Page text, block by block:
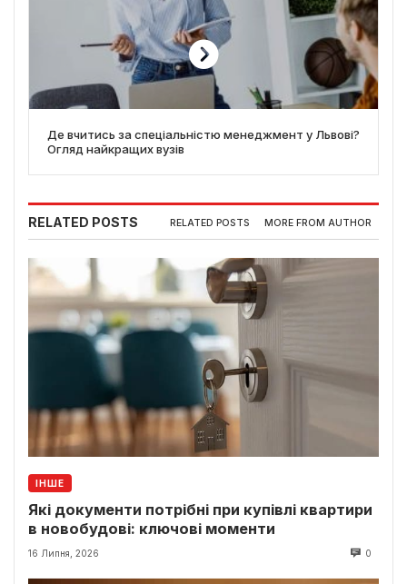
Де вчитись за спеціальністю менеджмент у Львові?
Огляд найкращих вузів
RELATED POSTS RELATED POSTS MORE FROM AUTHOR
ІНШЕ
Які документи потрібні при купівлі квартири
в новобудові: ключові моменти
16 Липня, 2026 0